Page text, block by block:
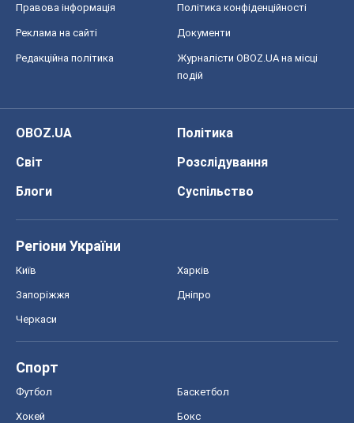
Правова інформація Політика конфіденційності
Реклама на сайті Документи
Редакційна політика
Журналісти OBOZ.UA на місці
подій
OBOZ.UA
Політика
Світ
Розслідування
Блоги
Суспільство
Регіони України
Київ Харків
Запоріжжя Дніпро
Черкаси
Спорт
Футбол Баскетбол
Хокей Бокс